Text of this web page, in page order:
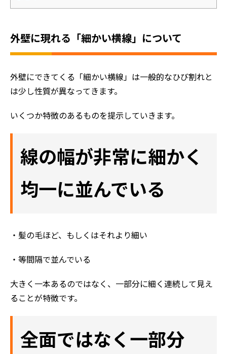
外壁に現れる「細かい横線」について
外壁にできてくる「細かい横線」は一般的なひび割れと
は少し性質が異なってきます。
いくつか特徴のあるものを提示していきます。
線の幅が非常に細かく
均一に並んでいる
・髪の毛ほど、もしくはそれより細い
・等間隔で並んでいる
大きく一本あるのではなく、一部分に細く連続して見え
ることが特徴です。
全面ではなく一部分